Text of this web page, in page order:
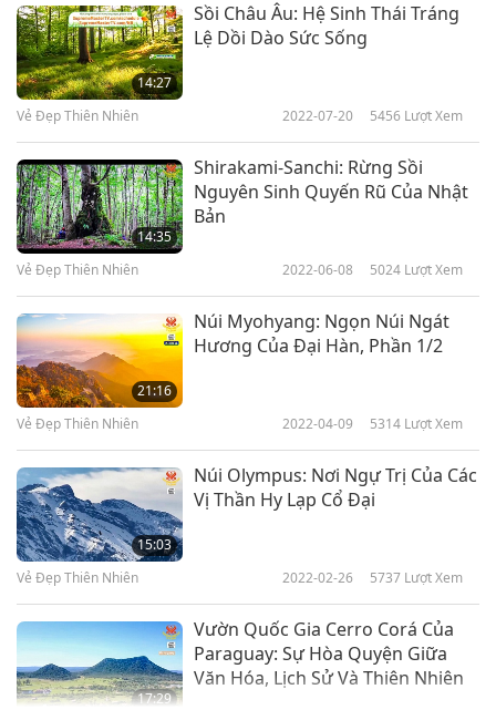
14:27
Sồi Châu Âu: Hệ Sinh Thái Tráng
Lệ Dồi Dào Sức Sống
Vẻ Đẹp Thiên Nhiên 2022-07-20 5456 Lượt Xem
14:35
Shirakami-Sanchi: Rừng Sồi
Nguyên Sinh Quyến Rũ Của Nhật
Bản
Vẻ Đẹp Thiên Nhiên 2022-06-08 5024 Lượt Xem
21:16
Núi Myohyang: Ngọn Núi Ngát
Hương Của Đại Hàn, Phần 1/2
Vẻ Đẹp Thiên Nhiên 2022-04-09 5314 Lượt Xem
15:03
Núi Olympus: Nơi Ngự Trị Của Các
Vị Thần Hy Lạp Cổ Đại
Vẻ Đẹp Thiên Nhiên 2022-02-26 5737 Lượt Xem
17:29
Vườn Quốc Gia Cerro Corá Của
Paraguay: Sự Hòa Quyện Giữa
Văn Hóa, Lịch Sử Và Thiên Nhiên